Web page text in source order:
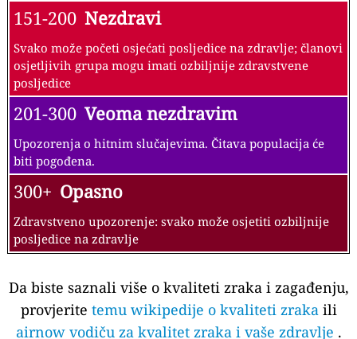
151-200 Nezdravi
Svako može početi osjećati posljedice na zdravlje; članovi
osjetljivih grupa mogu imati ozbiljnije zdravstvene
posljedice
201-300 Veoma nezdravim
Upozorenja o hitnim slučajevima. Čitava populacija će
biti pogođena.
300+ Opasno
Zdravstveno upozorenje: svako može osjetiti ozbiljnije
posljedice na zdravlje
Da biste saznali više o kvaliteti zraka i zagađenju,
provjerite temu wikipedije o kvaliteti zrakaili
airnow vodiču za kvalitet zraka i vaše zdravlje .